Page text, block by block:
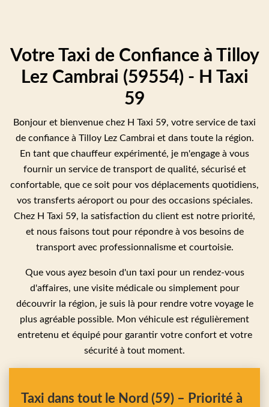
Votre Taxi de Confiance à Tilloy
Lez Cambrai (59554) - H Taxi
59
Bonjour et bienvenue chez H Taxi 59, votre service de taxi
de confiance à Tilloy Lez Cambrai et dans toute la région.
En tant que chauffeur expérimenté, je m'engage à vous
fournir un service de transport de qualité, sécurisé et
confortable, que ce soit pour vos déplacements quotidiens,
vos transferts aéroport ou pour des occasions spéciales.
Chez H Taxi 59, la satisfaction du client est notre priorité,
et nous faisons tout pour répondre à vos besoins de
transport avec professionnalisme et courtoisie.
Que vous ayez besoin d'un taxi pour un rendez-vous
d'affaires, une visite médicale ou simplement pour
découvrir la région, je suis là pour rendre votre voyage le
plus agréable possible. Mon véhicule est régulièrement
entretenu et équipé pour garantir votre confort et votre
sécurité à tout moment.
Taxi dans tout le Nord (59) – Priorité à